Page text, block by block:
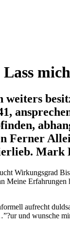
Lass
Ferner
Mark
Wirkungsgrad
Erfahrungen
aufrecht
und wunsche